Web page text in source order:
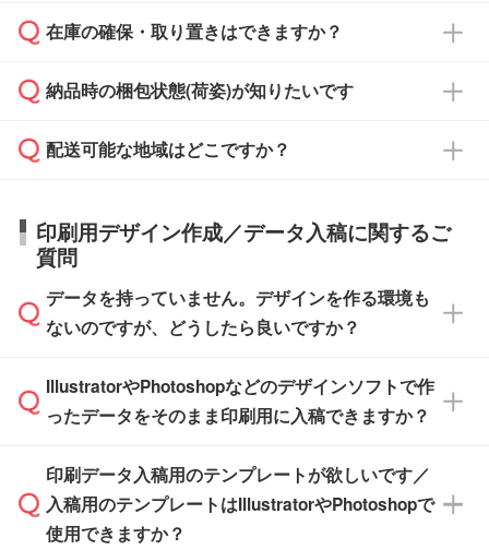
校や幼稚園・保育園であれば、同様の条件でご
ご希望の際は担当スタッフまでお気軽にご相談
ください。
たは注文フォームの『ご注文に関する備考欄』
ご入金確認後、1～2営業日で出荷いたしま
タッフまでお問い合わせください。
ル」に注文予定日をご入力いただくと、おおよ
その締切日や出荷目安をご確認いただけます。
品が決まりましたらお早めのご発注をお願いい
たします。
※土日祝日を除く営業日換算です。
※沖縄・離島は追加日数がかかります。
ご希望の納期がある場合は、お問い合わせ・お
い。
応が可能かご案内いたします。
す。>>対象商品はこちら
※最短出荷日は商品によって異なります。各商
品ページにてご確認ください
在庫の確保・取り置きはできますか？
ご入金確認後に在庫を確保し、注文確定のご連
はできかねますので予めご了承ください。
納品時の梱包状態(荷姿)が知りたいです
商品によって異なります。各ページにある商品
す。(白箱、化粧箱、ブリスターパックなど)
【袋入り】 商品がひとつずつ袋に入っていま
す。(透明袋、デザイン袋など)
【個包装なし】 個包装がされていない状態で
※化粧箱から白箱への入れ替えや、オリジナル
箱の作成は原則承っておりません。
配送可能な地域はどこですか？
日本全国へお届けが可能です。なお、海外への
直接納品は行っておりませんので予めご了承く
ださい。
印刷用デザイン作成／データ入稿に関するご
質問
データを持っていません。デザインを作る環境も
ないのですが、どうしたら良いですか？
無料の「デザインシミュレーター」を使えば、
PCやスマホから簡単にデザインを作成できま
ザインソフトがなくても安心です。
また、「データ作成サービス
IllustratorやPhotoshopなどのデザインソフトで作
ったデータをそのまま印刷用に入稿できますか？
IllustratorやPhotoshop、CLIP STUDIOなどのデ
ザインソフトでこだわりのデザインを作成した
い方は、完全データ入稿
印刷データ入稿用のテンプレートが欲しいです／
入稿用のテンプレートはIllustratorやPhotoshopで
使用できますか？